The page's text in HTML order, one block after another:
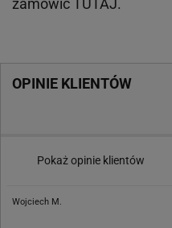
OPINIE KLIENTÓW
Pokaż opinie klientów
Wojciech M.